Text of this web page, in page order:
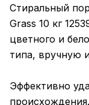
Стиральный
Grass 10 кг
цветного и
типа, вручную
Эффективно
происхождения.